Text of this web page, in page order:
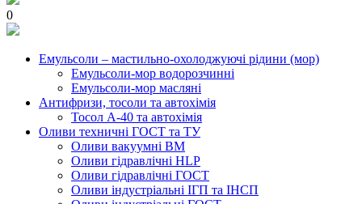
0
Емульсоли – мастильно-охолоджуючі рідини (мор)
Емульсоли-мор водорозчинні
Емульсоли-мор масляні
Антифризи, тосоли та автохімія
Тосол А-40 та автохімія
Оливи техничні ГОСТ та ТУ
Оливи вакуумні ВМ
Оливи гідравлічні HLP
Оливи гідравлічні ГОСТ
Оливи індустріальні ІГП та ІНСП